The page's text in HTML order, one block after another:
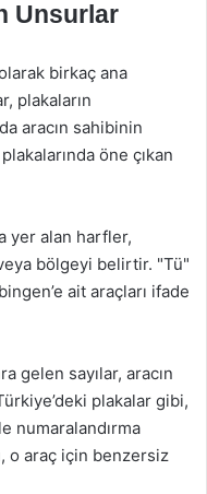
Unsurlar
birkaç ana
plakaların
aracın sahibinin
öne çıkan
yer alan harfler,
bölgeyi belirtir. "Tü"
ait araçları ifade
gelen sayılar, aracın
plakalar gibi,
numaralandırma
o araç için benzersiz